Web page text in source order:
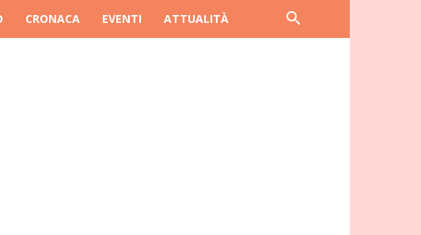
CRONACA EVENTI ATTUALITÀ